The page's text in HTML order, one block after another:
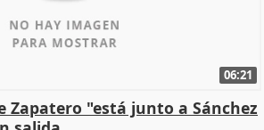
06:21
Zapatero "está junto a Sánchez